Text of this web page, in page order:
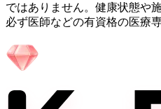
ではありません。健康状態や
必ず医師などの有資格の医療